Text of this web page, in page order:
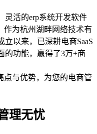
灵活的erp系统开发软件
作为杭州湖畔网络技术有
立以来，已深耕电商SaaS
的功能，赢得了3万+商
点与优势，为您的电商管
理无忧